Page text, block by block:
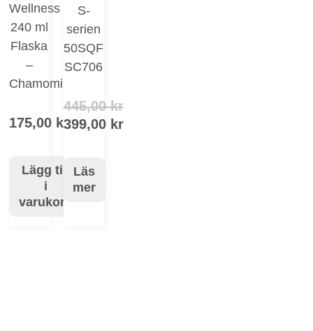
Wellness
240 ml
Flaska
–
Chamomile
175,00 kr
Lägg till
i
varukorg
S-
serien
50SQF
SC706
445,00kr
399,00 kr
Läs
mer